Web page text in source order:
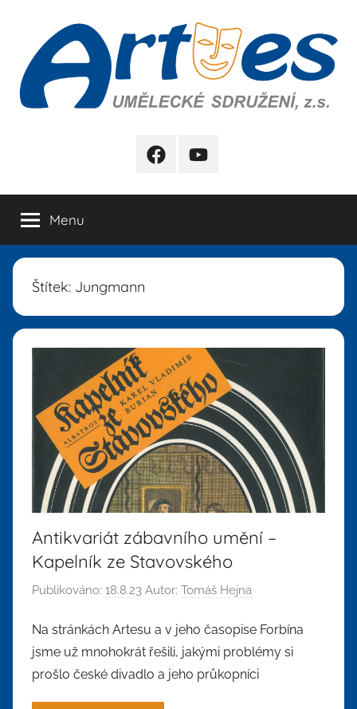
obsahu
FB YB
Menu
Štítek: Jungmann
Antikvariát zábavního umění –
Kapelník ze Stavovského
Publikováno: 18.8.23 Autor: Tomáš Hejna
Na stránkách Artesu a v jeho časopise Forbína
jsme už mnohokrát řešili, jakými problémy si
prošlo české divadlo a jeho průkopníci